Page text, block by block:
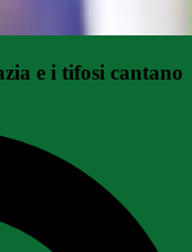
e i tifosi cantano